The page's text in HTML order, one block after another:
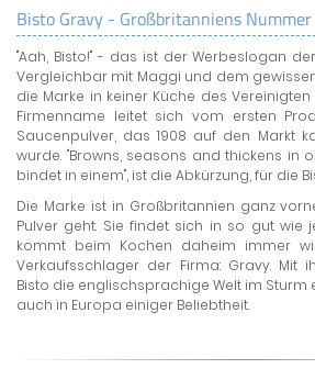
LAND & LEUTE
LERNCENTER
ENGLISCH
ENGLAND ZUHAUSE
BRITISH SHOP
Bisto Gravy - Großbritanniens
"Aah, Bisto!" - das ist der Werbeslogan
Vergleichbar mit Maggi und dem
die Marke in keiner Küche des
Firmenname leitet sich vom ersten
Saucenpulver, das 1908 auf den Markt
wurde. "Browns, seasons and thickens in
bindet in einem", ist die Abkürzung, für die
Die Marke ist in Großbritannien ganz
Pulver geht. Sie findet sich in so gut wie
kommt beim Kochen daheim immer
Verkaufsschlager der Firma: Gravy. Mit
Bisto die englischsprachige Welt im
auch in Europa einiger Beliebtheit.